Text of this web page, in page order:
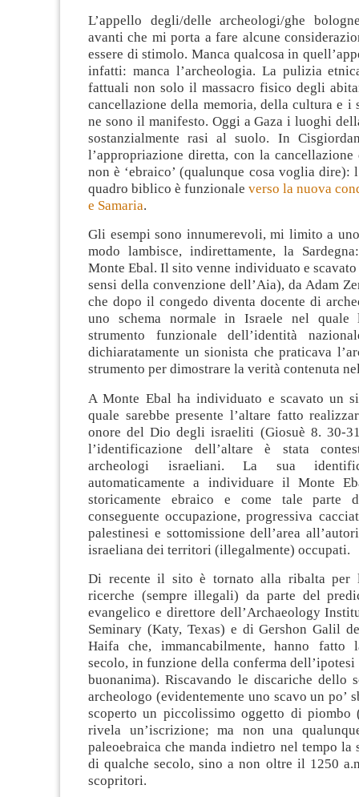
L’appello degli/delle archeologi/ghe
avanti che mi porta a fare alcune
essere di stimolo. Manca qualcosa in
infatti: manca l’archeologia. La pulizia
fattuali non solo il massacro fisico degli
cancellazione della memoria, della cultura e i
ne sono il manifesto. Oggi a Gaza i luoghi
sostanzialmente rasi al suolo. In
l’appropriazione diretta, con la
non è ‘ebraico’ (qualunque cosa voglia dire):
quadro biblico è funzionale verso la nuova
e Samaria.
Gli esempi sono innumerevoli, mi limito a
modo lambisce, indirettamente, la
Monte Ebal. Il sito venne individuato e
sensi della convenzione dell’Aia), da Adam
che dopo il congedo diventa docente di
uno schema normale in Israele nel quale
strumento funzionale dell’identità
dichiaratamente un sionista che praticava
strumento per dimostrare la verità contenuta
A Monte Ebal ha individuato e scavato un
quale sarebbe presente l’altare fatto
onore del Dio degli israeliti (Giosuè 8. 30-
l’identificazione dell’altare è stata
archeologi israeliani. La sua
automaticamente a individuare il Monte
storicamente ebraico e come tale parte
conseguente occupazione, progressiva
palestinesi e sottomissione dell’area
israeliana dei territori (illegalmente) occupati.
Di recente il sito è tornato alla ribalta per
ricerche (sempre illegali) da parte del
evangelico e direttore dell’Archaeology
Seminary (Katy, Texas) e di Gershon Galil
Haifa che, immancabilmente, hanno fatto
secolo, in funzione della conferma
buonanima). Riscavando le discariche dello
archeologo (evidentemente uno scavo un po’
scoperto un piccolissimo oggetto di
rivela un’iscrizione; ma non una
paleoebraica che manda indietro nel tempo la
di qualche secolo, sino a non oltre il 1250
scopritori.